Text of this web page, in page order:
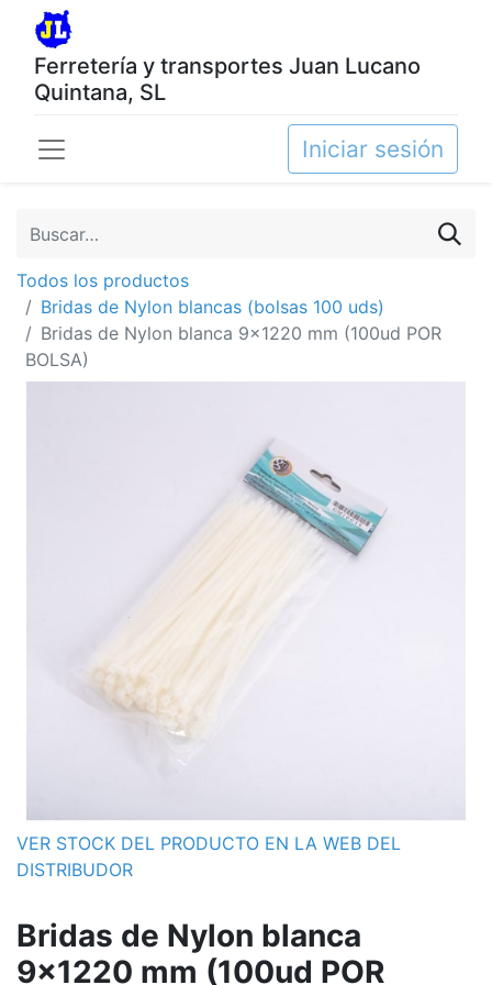
Ferretería y transportes Juan Lucano
Quintana, SL
Iniciar sesión
Todos los productos
Bridas de Nylon blancas (bolsas 100 uds)
Bridas de Nylon blanca 9x1220 mm (100ud POR
BOLSA)
VER STOCK DEL PRODUCTO EN LA WEB DEL
DISTRIBUDOR
Bridas de Nylon blanca
9x1220 mm (100ud POR